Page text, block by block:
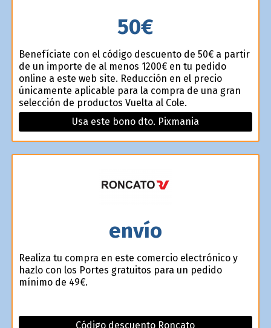
50€
Benefíciate con el código descuento de 50€ a partir
de un importe de al menos 1200€ en tu pedido
online a este web site. Reducción en el precio
únicamente aplicable para la compra de una gran
selección de productos Vuelta al Cole.
Usa este bono dto. Pixmania
envío
Realiza tu compra en este comercio electrónico y
hazlo con los Portes gratuitos para un pedido
mínimo de 49€.
Código descuento Roncato